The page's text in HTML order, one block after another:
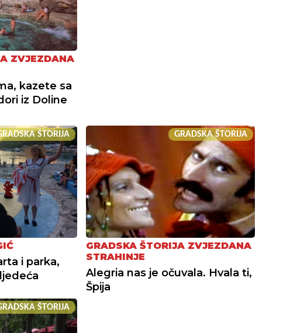
ZVJEZDANA
kazete sa
iz Doline
ŠTORIJA
i parka,
GRADSKA ŠTORIJA
GRADSKA ŠTORIJA ZVJEZDANA
STRAHINJE
Alegria nas je očuvala. Hvala ti,
Špija
ŠTORIJA